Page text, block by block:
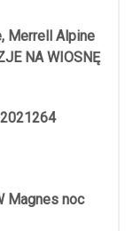
Merrell Alpine
NA WIOSNĘ
Magnes noc